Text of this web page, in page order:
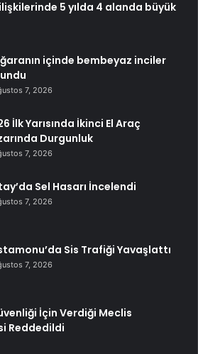
5 yılda 4 alanda büyük
içinde bembeyaz inciler
7, 2026
İlk Yarısında İkinci El Araç
Durgunluk
7, 2026
Sel Hasarı İncelendi
7, 2026
Sis Trafiği Yavaşlattı
7, 2026
İçin Verdiği Meclis
Reddedildi